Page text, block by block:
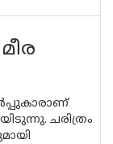
ചരിത്രം